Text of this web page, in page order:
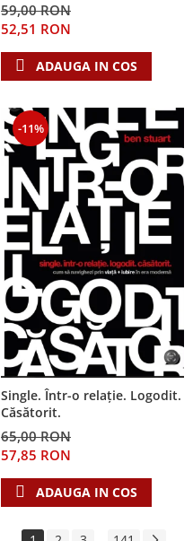
59,00 RON
52,51 RON
ADAUGA IN COS
-11%
Single. Într-o relație. Logodit.
Căsătorit.
65,00 RON
57,85 RON
ADAUGA IN COS